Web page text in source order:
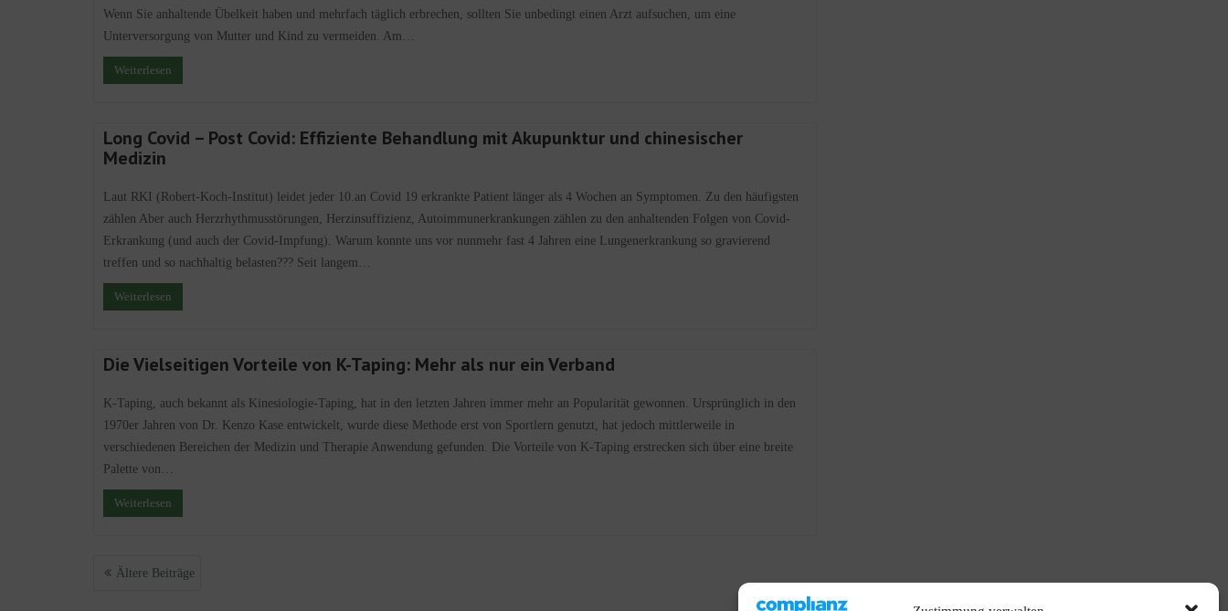
Wenn Sie anhaltende Übelkeit haben und mehrfach täglich erbrechen, sollten Sie unbedingt einen Arzt aufsuchen, um eine
Unterversorgung von Mutter und Kind zu vermeiden. Am…
Weiterlesen
Long Covid – Post Covid: Effiziente Behandlung mit Akupunktur und chinesischer
Medizin
Laut RKI (Robert-Koch-Institut) leidet jeder 10.an Covid 19 erkrankte Patient länger als 4 Wochen an Symptomen. Zu den häufigsten
zählen Aber auch Herzrhythmusstörungen, Herzinsuffizienz, Autoimmunerkrankungen zählen zu den anhaltenden Folgen von Covid-
Erkrankung (und auch der Covid-Impfung). Warum konnte uns vor nunmehr fast 4 Jahren eine Lungenerkrankung so gravierend
treffen und so nachhaltig belasten??? Seit langem…
Weiterlesen
Die Vielseitigen Vorteile von K-Taping: Mehr als nur ein Verband
K-Taping, auch bekannt als Kinesiologie-Taping, hat in den letzten Jahren immer mehr an Popularität gewonnen. Ursprünglich in den
1970er Jahren von Dr. Kenzo Kase entwickelt, wurde diese Methode erst von Sportlern genutzt, hat jedoch mittlerweile in
verschiedenen Bereichen der Medizin und Therapie Anwendung gefunden. Die Vorteile von K-Taping erstrecken sich über eine breite
Palette von…
Weiterlesen
Beitragsnavigation
Ältere Beiträge